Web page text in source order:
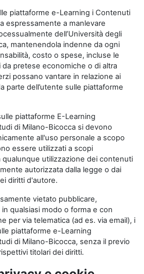
piattaforme e-Learning i Contenuti
espressamente a manlevare
dell’Università degli
mantenendola indenne da ogni
costo o spese, incluse le
da pretese economiche o di altra
possano vantare in relazione ai
parte dell’utente sulle piattaforme
piattaforme E-Learning
di Milano-Bicocca si devono
all'uso personale a scopo
essere utilizzati a scopi
qualunque utilizzazione dei contenuti
autorizzata dalla legge o dai
diritti d'autore.
vietato pubblicare,
qualsiasi modo o forma e con
per via telematica (ad es. via email), i
piattaforme e-Learning
di Milano-Bicocca, senza il previo
titolari dei diritti.